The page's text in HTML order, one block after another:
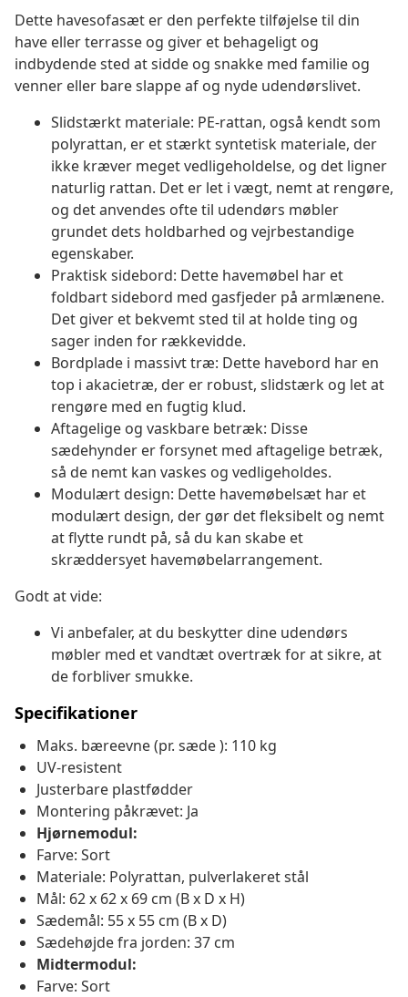
Dette havesofasæt er den perfekte tilføjelse til din
have eller terrasse og giver et behageligt og
indbydende sted at sidde og snakke med familie og
venner eller bare slappe af og nyde udendørslivet.
Slidstærkt materiale: PE-rattan, også kendt som
polyrattan, er et stærkt syntetisk materiale, der
ikke kræver meget vedligeholdelse, og det ligner
naturlig rattan. Det er let i vægt, nemt at rengøre,
og det anvendes ofte til udendørs møbler
grundet dets holdbarhed og vejrbestandige
egenskaber.
Praktisk sidebord: Dette havemøbel har et
foldbart sidebord med gasfjeder på armlænene.
Det giver et bekvemt sted til at holde ting og
sager inden for rækkevidde.
Bordplade i massivt træ: Dette havebord har en
top i akacietræ, der er robust, slidstærk og let at
rengøre med en fugtig klud.
Aftagelige og vaskbare betræk: Disse
sædehynder er forsynet med aftagelige betræk,
så de nemt kan vaskes og vedligeholdes.
Modulært design: Dette havemøbelsæt har et
modulært design, der gør det fleksibelt og nemt
at flytte rundt på, så du kan skabe et
skræddersyet havemøbelarrangement.
Godt at vide:
Vi anbefaler, at du beskytter dine udendørs
møbler med et vandtæt overtræk for at sikre, at
de forbliver smukke.
Specifikationer
Maks. bæreevne (pr. sæde ): 110 kg
UV-resistent
Justerbare plastfødder
Montering påkrævet: Ja
Hjørnemodul:
Farve: Sort
Materiale: Polyrattan, pulverlakeret stål
Mål: 62 x 62 x 69 cm (B x D x H)
Sædemål: 55 x 55 cm (B x D)
Sædehøjde fra jorden: 37 cm
Midtermodul:
Farve: Sort